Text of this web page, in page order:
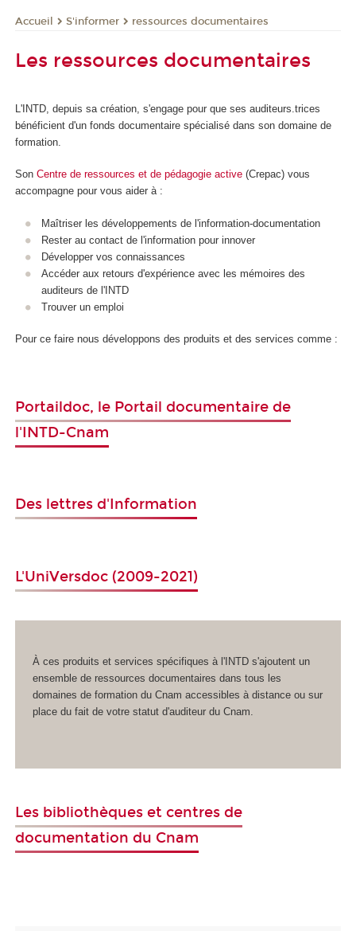
Accueil S'informer ressources documentaires
Les ressources documentaires
L'INTD, depuis sa création, s'engage pour que ses auditeurs.trices
bénéficient d'un fonds documentaire spécialisé dans son domaine de
formation.
Son Centre de ressources et de pédagogie active (Crepac) vous
accompagne pour vous aider à :
Maîtriser les développements de l'information-documentation
Rester au contact de l'information pour innover
Développer vos connaissances
Accéder aux retours d'expérience avec les mémoires des
auditeurs de l'INTD
Trouver un emploi
Pour ce faire nous développons des produits et des services comme :
Portaildoc, le Portail documentaire de
l'INTD-Cnam
Des lettres d'Information
L'UniVersdoc (2009-2021)
À ces produits et services spécifiques à l'INTD s'ajoutent un
ensemble de ressources documentaires dans tous les
domaines de formation du Cnam accessibles à distance ou sur
place du fait de votre statut d'auditeur du Cnam.
Les bibliothèques et centres de
documentation du Cnam